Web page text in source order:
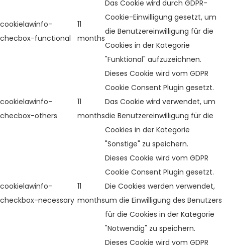
cookielawinfo-
checbox-functional
11
months
Das Cookie wird durch GDPR-
Cookie-Einwilligung gesetzt, um
die Benutzereinwilligung für die
Cookies in der Kategorie
"Funktional" aufzuzeichnen.
cookielawinfo-
checbox-others
11
months
Dieses Cookie wird vom GDPR
Cookie Consent Plugin gesetzt.
Das Cookie wird verwendet, um
die Benutzereinwilligung für die
Cookies in der Kategorie
"Sonstige" zu speichern.
cookielawinfo-
checkbox-necessary
11
months
Dieses Cookie wird vom GDPR
Cookie Consent Plugin gesetzt.
Die Cookies werden verwendet,
um die Einwilligung des Benutzers
für die Cookies in der Kategorie
"Notwendig" zu speichern.
Dieses Cookie wird vom GDPR